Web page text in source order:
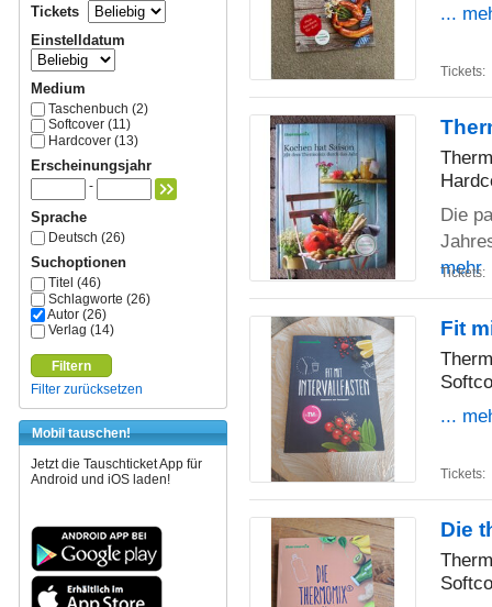
Tickets
Einstelldatum
Medium
Taschenbuch (2)
Softcover (11)
Hardcover (13)
Erscheinungsjahr
-
Sprache
Deutsch (26)
Suchoptionen
Titel (46)
Schlagworte (26)
Autor (26)
Verlag (14)
Filtern
Filter zurücksetzen
Mobil tauschen!
Jetzt die Tauschticket App für
Android und iOS laden!
...
Tickets:
Die
mehr
Tickets:
Fit
...
Tickets:
Die